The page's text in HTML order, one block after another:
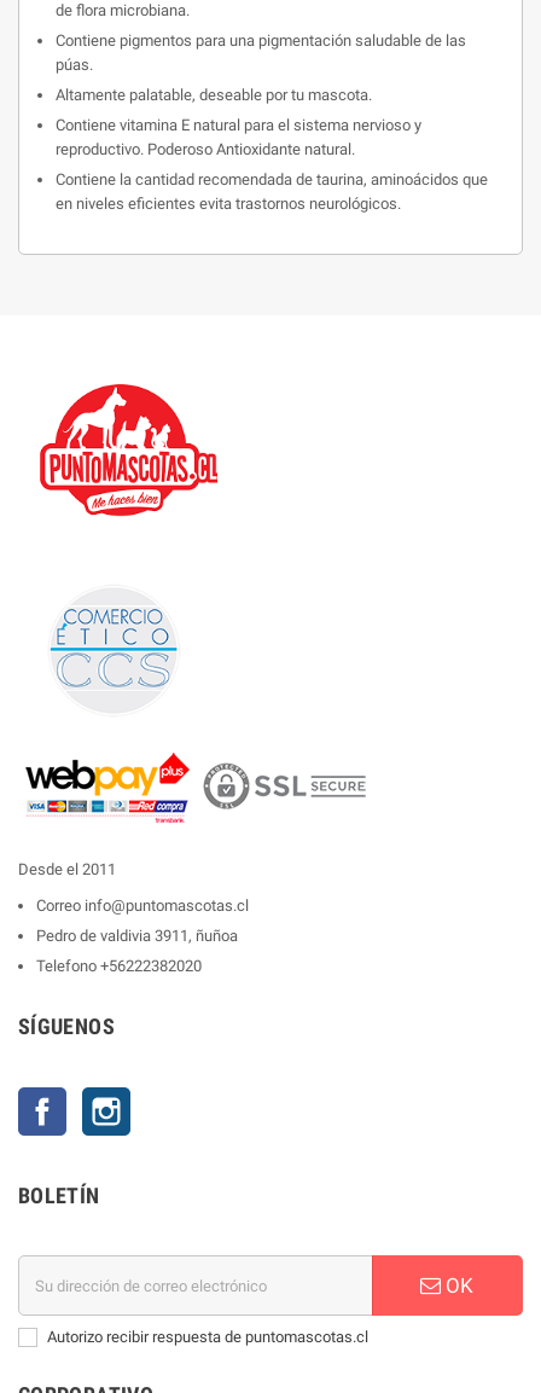
de flora microbiana.
Contiene pigmentos para una pigmentación saludable de las
púas.
Altamente palatable, deseable por tu mascota.
Contiene vitamina E natural para el sistema nervioso y
reproductivo. Poderoso Antioxidante natural.
Contiene la cantidad recomendada de taurina, aminoácidos que
en niveles eficientes evita trastornos neurológicos.
Desde el 2011
Correo info@puntomascotas.cl
Pedro de valdivia 3911, ñuñoa
Telefono +56222382020
SÍGUENOS
Facebook
BOLETÍN
OK
Autorizo recibir respuesta de puntomascotas.cl